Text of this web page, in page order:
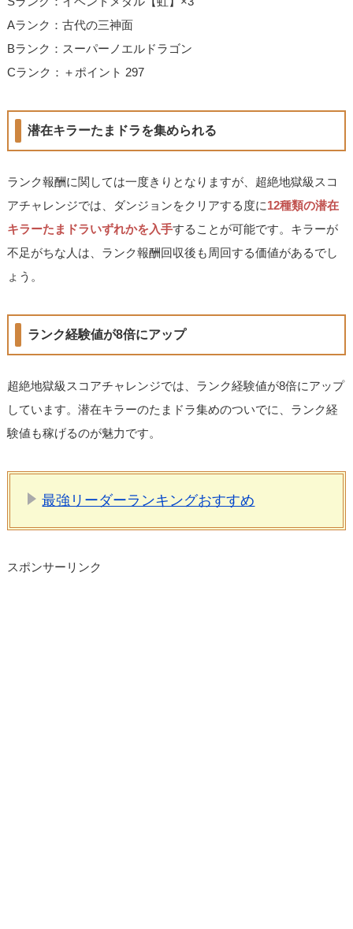
Aランク：古代の三神面
Bランク：スーパーノエルドラゴン
Cランク：＋ポイント 297
潜在キラーたまドラを集められる
ランク報酬に関しては一度きりとなりますが、超絶地獄級スコ
アチャレンジでは、ダンジョンをクリアする度に12種類の潜在
キラーたまドラいずれかを入手することが可能です。キラーが
不足がちな人は、ランク報酬回収後も周回する価値があるでし
ょう。
ランク経験値が8倍にアップ
超絶地獄級スコアチャレンジでは、ランク経験値が8倍にアップ
しています。潜在キラーのたまドラ集めのついでに、ランク経
験値も稼げるのが魅力です。
最強リーダーランキングおすすめ
スポンサーリンク